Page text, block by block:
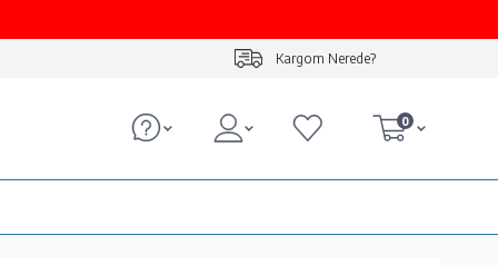
Kargom Nerede?
0